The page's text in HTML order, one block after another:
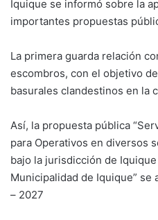
Iquique se informó sobre la
importantes propuestas
La primera guarda relación
escombros, con el objetivo
basurales clandestinos en la
Así, la propuesta pública
para Operativos en diversos
bajo la jurisdicción de
Municipalidad de Iquique”
– 2027